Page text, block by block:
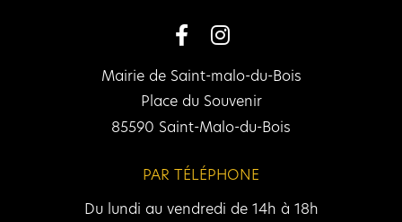
Mairie de Saint-malo-du-Bois
Place du Souvenir
85590 Saint-Malo-du-Bois
PAR TÉLÉPHONE
Du lundi au vendredi de 14h à 18h